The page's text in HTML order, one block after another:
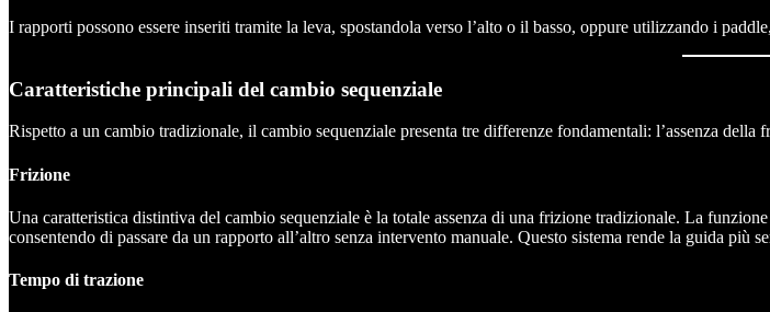
I rapporti possono essere inseriti tramite la leva, spostandola verso l’alto o il basso, oppure utilizzando i
Caratteristiche principali del cambio sequenziale
Rispetto a un cambio tradizionale, il cambio sequenziale presenta tre differenze fondamentali: l’assenza
Frizione
Una caratteristica distintiva del cambio sequenziale è la totale assenza di una frizione tradizionale. La
consentendo di passare da un rapporto all’altro senza intervento manuale. Questo sistema rende la guida
Tempo di trazione